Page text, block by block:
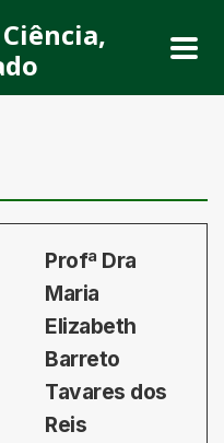
Profª Dra
Maria
Elizabeth
Barreto
Tavares dos
Reis